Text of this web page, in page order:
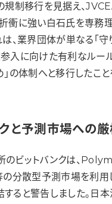
規制移行を見据え、
衝に強い白石氏を専務
は、業界団体が単なる「守
入に向けた有利なルー
」の体制へと移行したこ
と予測市場への
のビットバンクは、
の分散型予測市場を利
ると警告しました。日本